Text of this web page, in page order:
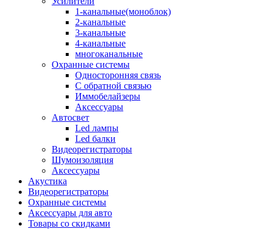
1-канальные(моноблок)
2-канальные
3-канальные
4-канальные
многоканальные
Охранные системы
Односторонняя связь
С обратной связью
Иммобелайзеры
Аксессуары
Автосвет
Led лампы
Led балки
Видеорегистраторы
Шумоизоляция
Аксессуары
Акустика
Видеорегистраторы
Охранные системы
Аксессуары для авто
Товары со скидками